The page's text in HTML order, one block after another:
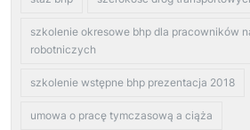
szkolenie okresowe bhp dla pracowników
robotniczych
szkolenie wstępne bhp prezentacja 2018
umowa o pracę tymczasową a ciąża